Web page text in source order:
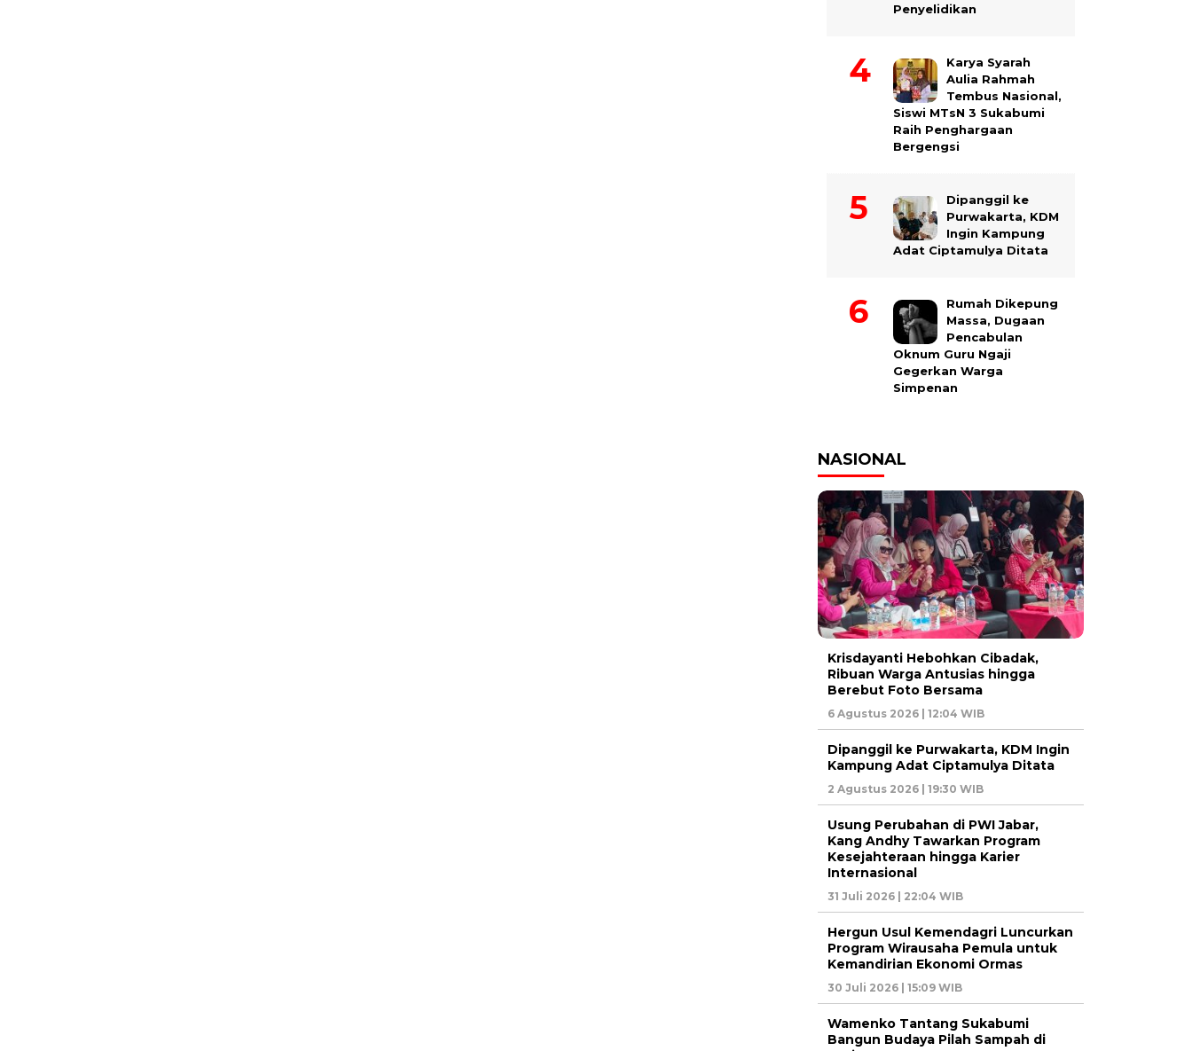
Penyelidikan
Karya Syarah
Aulia Rahmah
Tembus Nasional,
Siswi MTsN 3 Sukabumi
Raih Penghargaan
Bergengsi
Dipanggil ke
Purwakarta, KDM
Ingin Kampung
Adat Ciptamulya Ditata
Rumah Dikepung
Massa, Dugaan
Pencabulan
Oknum Guru Ngaji
Gegerkan Warga
Simpenan
NASIONAL
Krisdayanti Hebohkan Cibadak,
Ribuan Warga Antusias hingga
Berebut Foto Bersama
6 Agustus 2026 | 12:04 WIB
Dipanggil ke Purwakarta, KDM Ingin
Kampung Adat Ciptamulya Ditata
2 Agustus 2026 | 19:30 WIB
Usung Perubahan di PWI Jabar,
Kang Andhy Tawarkan Program
Kesejahteraan hingga Karier
Internasional
31 Juli 2026 | 22:04 WIB
Hergun Usul Kemendagri Luncurkan
Program Wirausaha Pemula untuk
Kemandirian Ekonomi Ormas
30 Juli 2026 | 15:09 WIB
Wamenko Tantang Sukabumi
Bangun Budaya Pilah Sampah di